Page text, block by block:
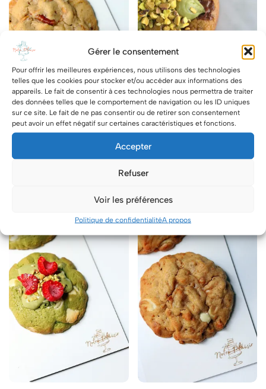
Gérer le consentement
Pour offrir les meilleures expériences, nous utilisons des technologies
telles que les cookies pour stocker et/ou accéder aux informations des
appareils. Le fait de consentir à ces technologies nous permettra de traiter
des données telles que le comportement de navigation ou les ID uniques
sur ce site. Le fait de ne pas consentir ou de retirer son consentement
peut avoir un effet négatif sur certaines caractéristiques et fonctions.
Accepter
Refuser
Voir les préférences
Politique de confidentialitéA propos
Cookie Pécan-Chocolat Cookie Pistache Chocolat
4.40